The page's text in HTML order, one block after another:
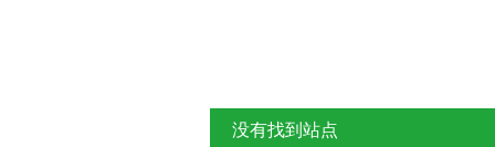
没有找到站点